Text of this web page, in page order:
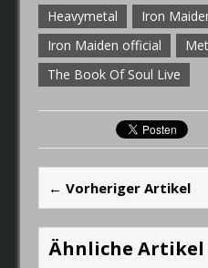
Heavymetal Iron
Iron Maiden official
The Book Of Soul Live
← Vorheriger Artikel
Ähnliche Artikel